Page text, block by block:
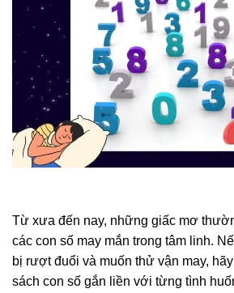
Từ xưa đến nay, những giấc mơ
các con số may mắn trong tâm linh.
bị rượt đuổi và muốn thử vận may,
sách con số gắn liền với từng tình